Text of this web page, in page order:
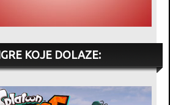
KOJE DOLAZE: